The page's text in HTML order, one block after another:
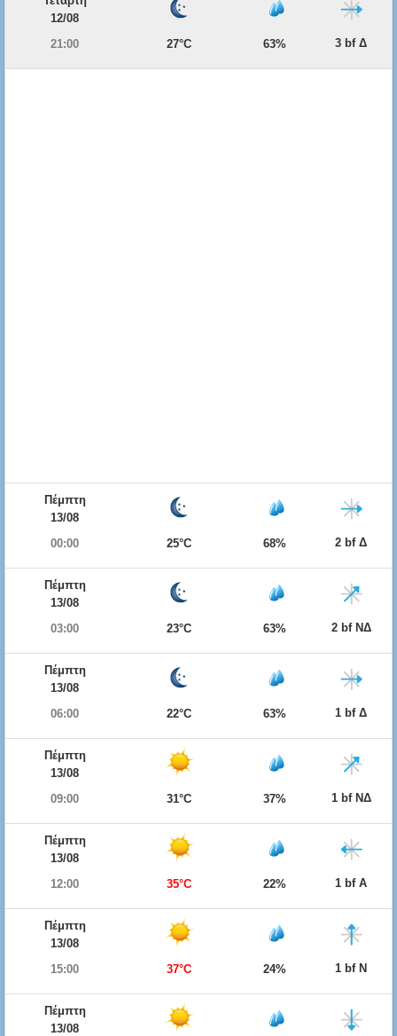
12/08
21:00
27°C 63% 3 bf Δ
Πέμπτη
13/08
00:00
25°C 68% 2 bf Δ
Πέμπτη
13/08
03:00
23°C 63% 2 bf ΝΔ
Πέμπτη
13/08
06:00
22°C 63% 1 bf Δ
Πέμπτη
13/08
09:00
31°C 37% 1 bf ΝΔ
Πέμπτη
13/08
12:00
35°C 22% 1 bf Α
Πέμπτη
13/08
15:00
37°C 24% 1 bf Ν
Πέμπτη
13/08